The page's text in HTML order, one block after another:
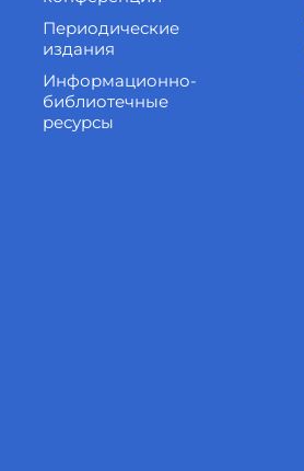
Периодические
издания
Информационно-
библиотечные
ресурсы